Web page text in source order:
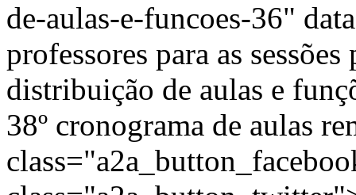
de-aulas-e-funcoes-36"
professores para as
distribuição de aulas e
38º cronograma de aulas